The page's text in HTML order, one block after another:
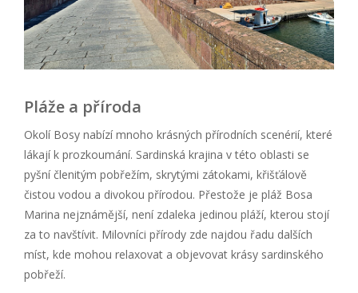
Pláže a příroda
Okolí Bosy nabízí mnoho krásných přírodních scenérií, které
lákají k prozkoumání. Sardinská krajina v této oblasti se
pyšní členitým pobřežím, skrytými zátokami, křišťálově
čistou vodou a divokou přírodou. Přestože je pláž Bosa
Marina nejznámější, není zdaleka jedinou pláží, kterou stojí
za to navštívit. Milovníci přírody zde najdou řadu dalších
míst, kde mohou relaxovat a objevovat krásy sardinského
pobřeží.